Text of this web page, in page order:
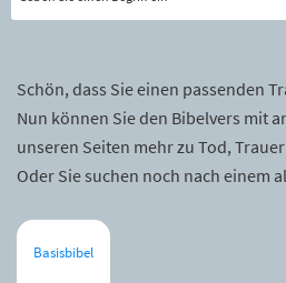
Schön, dass Sie einen passenden
Nun können Sie den Bibelvers mit
unseren Seiten mehr zu Tod,
Oder Sie suchen noch nach einem
Basisbibel